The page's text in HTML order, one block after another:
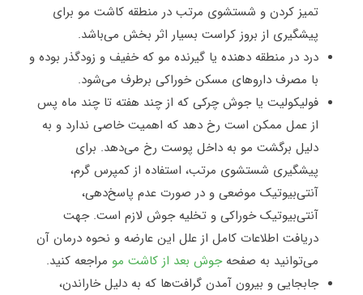
تمیز کردن و شستشوی مرتب در منطقه کاشت مو برای
پیشگیری از بروز کراست بسیار اثر بخش می‌باشد.
درد در منطقه دهنده یا گیرنده مو که خفیف و زودگذر بوده و
با مصرف داروهای مسکن خوراکی برطرف می‌شود.
فولیکولیت یا جوش چرکی که از چند هفته تا چند ماه پس
از عمل ممکن است رخ دهد که اهمیت خاصی ندارد و به
دلیل برگشت مو به داخل پوست رخ می‌دهد. برای
پیشگیری شستشوی مرتب، استفاده از کمپرس گرم،
آنتی‌بیوتیک موضعی و در صورت عدم پاسخ‌دهی،
آنتی‌بیوتیک خوراکی و تخلیه جوش لازم است. جهت
دریافت اطلاعات کامل از علل این عارضه و نحوه درمان آن
می‌توانید به صفحهجوش بعد از کاشت مو مراجعه کنید.
جابجایی و بیرون آمدن گرافت‌ها که به دلیل خاراندن،